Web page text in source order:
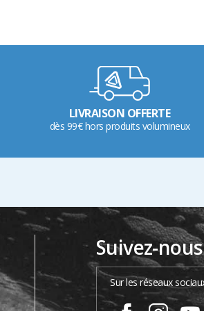
LIVRAISON OFFERTE
dès 99€ hors produits volumineux
Suivez-
Sur les réseaux